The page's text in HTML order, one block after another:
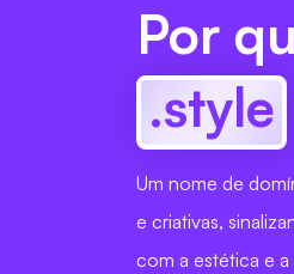
Por
.style
Um nome de
e criativas,
com a estética e